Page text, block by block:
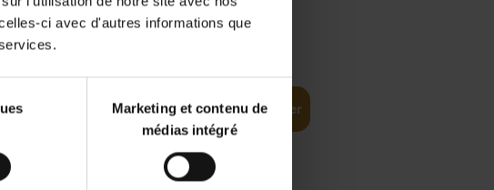
ci avec d'autres informations que
Marketing et contenu de
médias intégré
PRO -
Ajouter au panier